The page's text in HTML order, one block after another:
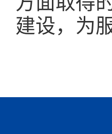
建设，为